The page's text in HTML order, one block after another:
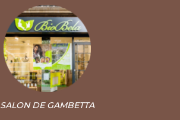
SALON DE GAMBETTA